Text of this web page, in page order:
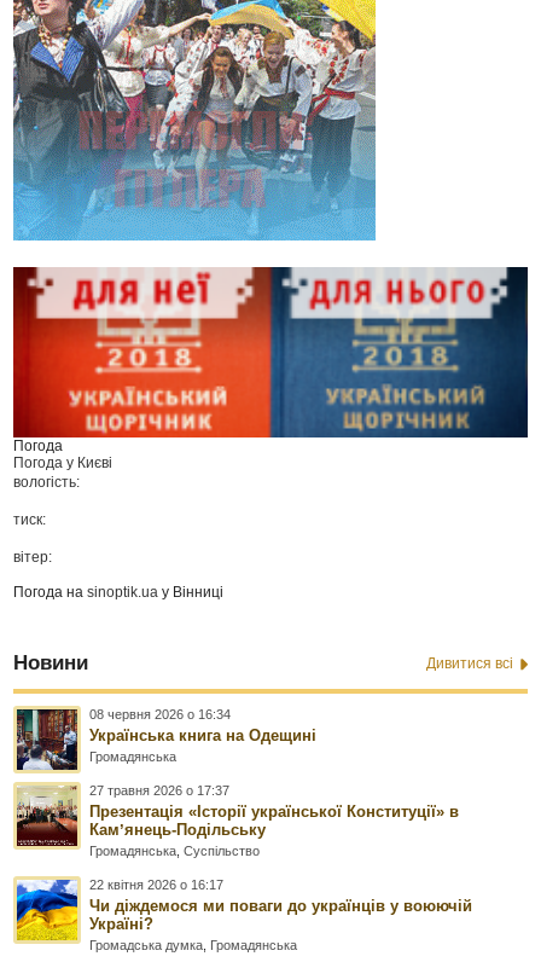
Погода
Погода у Києві
вологість:
тиск:
вітер:
Погода наsinoptik.ua у Вінниці
Новини Дивитися всі
08 червня 2026 о 16:34
Українська книга на Одещині
Громадянська
27 травня 2026 о 17:37
Презентація «Історії української Конституції» в
Камʼянець-Подільську
Громадянська ,Суспільство
22 квітня 2026 о 16:17
Чи діждемося ми поваги до українців у воюючій
Україні?
Громадська думка Громадянська